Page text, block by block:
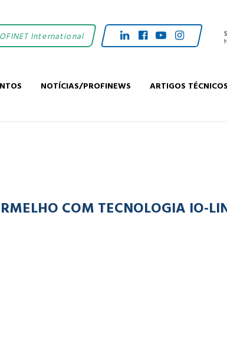
NOTÍCIAS/PROFINEWS ARTIGOS TÉCNICOS
International
COM TECNOLOGIA IO-